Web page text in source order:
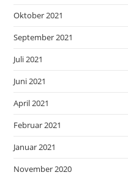
Oktober 2021
September 2021
Juli 2021
Juni 2021
April 2021
Februar 2021
Januar 2021
November 2020